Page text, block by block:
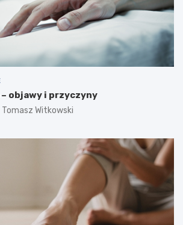
objawy i przyczyny
Tomasz Witkowski